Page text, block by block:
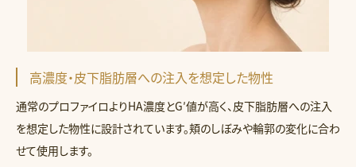
高濃度・皮下脂肪層への注入を想定した物性
通常のプロファイロよりHA濃度とG′値が高く、皮下脂肪層への注入
を想定した物性に設計されています。頬のしぼみや輪郭の変化に合わ
せて使用します。